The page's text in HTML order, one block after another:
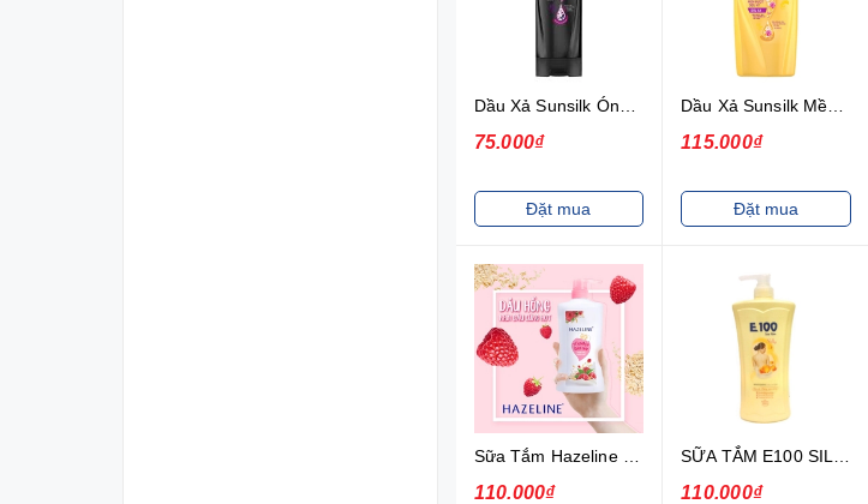
75.000₫
Đặt mua
115.000₫
Đặt mua
110.000₫ 110.000₫